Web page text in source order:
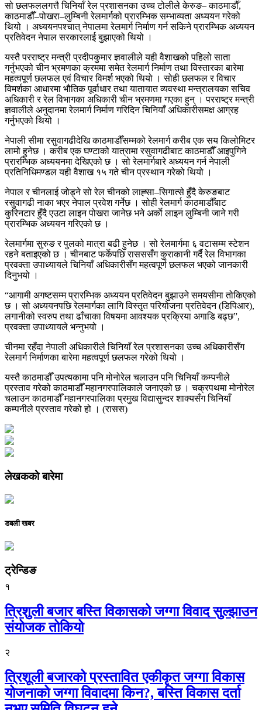
सो छलफललगत्तै चिनियाँ रेल प्रशासनका उच्च टोलीले केरुङ– काठमाडौँ,
काठमाडौँ–पोखरा–लुम्बिनी रेलमार्गको प्रारम्भिक सम्भाव्यता अध्ययन गरेको
थियो । अध्ययनपश्चात् नेपालमा रेलमार्ग निर्माण गर्न सकिने प्रारम्भिक अध्ययन
प्रतिवेदन नेपाल सरकारलाई बुझाएको थियो ।
यस्तै परराष्ट्र मन्त्री प्रदीपकुमार ज्ञवालीले यही वैशाखको पहिलो साता
गर्नुभएको चीन भ्रमणका क्रममा समेत रेलमार्ग निर्माण तथा विस्तारका बारेमा
महत्वपूर्ण छलफल एवं विचार विमर्श भएको थियो । सोही छलफल र विचार
विमर्शका आधारमा भौतिक पूर्वाधार तथा यातायात व्यवस्था मन्त्रालयका सचिव
अधिकारी र रेल विभागका अधिकारी चीन भ्रमणमा गएका हुन् । परराष्ट्र मन्त्री
ज्ञवालीले अनुदानमा रेलमार्ग निर्माण गरिदिन चिनियाँ अधिकारीसमक्ष आग्रह
गर्नुभएको थियो ।
नेपाली सीमा रसुवागढीदेखि काठमाडौँसम्मको रेलमार्ग करीब एक सय किलोमिटर
लामो हुनेछ । करीब एक घण्टाको यात्रामा रसुवागढीबाट काठमाडौँ आइपुगिने
प्रारम्भिक अध्ययनमा देखिएको छ । सो रेलमार्गबारे अध्ययन गर्न नेपाली
प्रतिनिधिमण्डल यही वैशाख १५ गते चीन प्रस्थान गरेको थियो ।
नेपाल र चीनलाई जोड्ने सो रेल चीनको लाह्सा–सिगात्से हुँदै केरुङबाट
रसुवागढी नाका भएर नेपाल प्रवेश गर्नेछ । सोही रेलमार्ग काठमाडौँबाट
कुरिनटार हुँदै एउटा लाइन पोखरा जानेछ भने अर्काे लाइन लुम्बिनी जाने गरी
प्रारम्भिक अध्ययन गरिएको छ ।
रेलमार्गमा सुरुङ र पुलको मात्रा बढी हुनेछ । सो रेलमार्गमा ६ वटासम्म स्टेशन
रहने बताइएको छ । चीनबाट फर्केपछि रासससँग कुराकानी गर्दै रेल विभागका
प्रवक्ता उपाध्यायले चिनियाँ अधिकारीसँग महत्वपूर्ण छलफल भएको जानकारी
दिनुभयो ।
“आगामी अगष्टसम्म प्रारम्भिक अध्ययन प्रतिवेदन बुझाउने समयसीमा तोकिएको
छ । सो अध्ययनपछि रेलमार्गका लागि विस्तृत परियोजना प्रतिवेदन (डिपिआर),
लगानीको स्वरुप तथा ढाँचाका विषयमा आवश्यक प्रक्रिया अगाडि बढ्छ”,
प्रवक्ता उपाध्यायले भन्नुभयो ।
चीनमा रहँदा नेपाली अधिकारीले चिनियाँ रेल प्रशासनका उच्च अधिकारीसँग
रेलमार्ग निर्माणका बारेमा महत्वपूर्ण छलफल गरेको थियो ।
यस्तै काठमाडौँ उपत्यकामा पनि मोनोरेल चलाउन पनि चिनियाँ कम्पनीले
प्रस्ताव गरेको काठमाडौँ महानगरपालिकाले जनाएको छ । चक्रपथमा मोनोरेल
चलाउन काठमाडौँ महानगरपालिका प्रमुख विद्यासुन्दर शाक्यसँग चिनियाँ
कम्पनीले प्रस्ताव गरेको हो । (रासस)
लेखकको बारेमा
डबली खबर
ट्रेन्डिङ
१
त्रिशुली बजार बस्ति विकासको जग्गा विवाद सुल्झाउन
संयोजक तोकियो
२
त्रिशूली बजारको प्रस्तावित एकीकृत जग्गा विकास
योजनाको जग्गा विवादमा किन?, बस्ति विकास दर्ता